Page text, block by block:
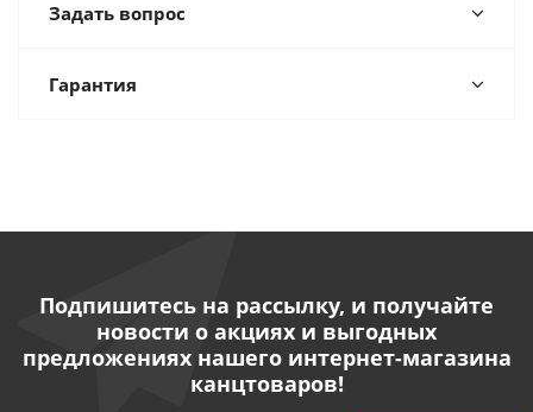
Задать вопрос
Гарантия
Подпишитесь на рассылку, и получайте
новости о акциях и выгодных
предложениях нашего интернет-магазина
канцтоваров!